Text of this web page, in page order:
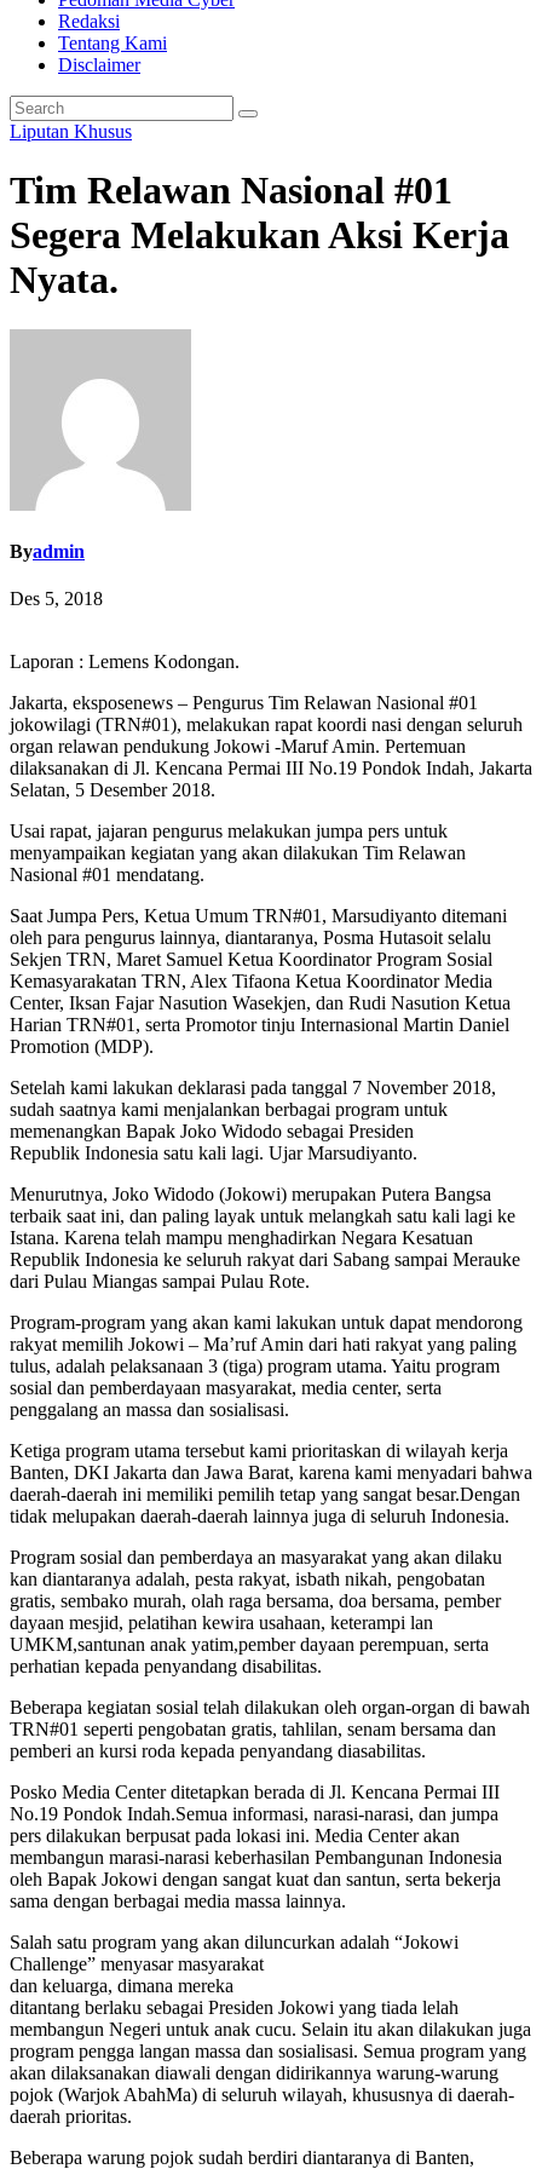
Redaksi
Tentang Kami
Disclaimer
Liputan Khusus
Tim Relawan Nasional #01
Segera Melakukan Aksi Kerja
Nyata.
Byadmin
Des 5, 2018
Laporan : Lemens Kodongan.
Jakarta, eksposenews – Pengurus Tim Relawan Nasional #01
jokowilagi (TRN#01), melakukan rapat koordi nasi dengan seluruh
organ relawan pendukung Jokowi -Maruf Amin. Pertemuan
dilaksanakan di Jl. Kencana Permai III No.19 Pondok Indah, Jakarta
Selatan, 5 Desember 2018.
Usai rapat, jajaran pengurus melakukan jumpa pers untuk
menyampaikan kegiatan yang akan dilakukan Tim Relawan
Nasional #01 mendatang.
Saat Jumpa Pers, Ketua Umum TRN#01, Marsudiyanto ditemani
oleh para pengurus lainnya, diantaranya, Posma Hutasoit selalu
Sekjen TRN, Maret Samuel Ketua Koordinator Program Sosial
Kemasyarakatan TRN, Alex Tifaona Ketua Koordinator Media
Center, Iksan Fajar Nasution Wasekjen, dan Rudi Nasution Ketua
Harian TRN#01, serta Promotor tinju Internasional Martin Daniel
Promotion (MDP).
Setelah kami lakukan deklarasi pada tanggal 7 November 2018,
sudah saatnya kami menjalankan berbagai program untuk
memenangkan Bapak Joko Widodo sebagai Presiden
Republik Indonesia satu kali lagi. Ujar Marsudiyanto.
Menurutnya, Joko Widodo (Jokowi) merupakan Putera Bangsa
terbaik saat ini, dan paling layak untuk melangkah satu kali lagi ke
Istana. Karena telah mampu menghadirkan Negara Kesatuan
Republik Indonesia ke seluruh rakyat dari Sabang sampai Merauke
dari Pulau Miangas sampai Pulau Rote.
Program-program yang akan kami lakukan untuk dapat mendorong
rakyat memilih Jokowi – Ma’ruf Amin dari hati rakyat yang paling
tulus, adalah pelaksanaan 3 (tiga) program utama. Yaitu program
sosial dan pemberdayaan masyarakat, media center, serta
penggalang an massa dan sosialisasi.
Ketiga program utama tersebut kami prioritaskan di wilayah kerja
Banten, DKI Jakarta dan Jawa Barat, karena kami menyadari bahwa
daerah-daerah ini memiliki pemilih tetap yang sangat besar.Dengan
tidak melupakan daerah-daerah lainnya juga di seluruh Indonesia.
Program sosial dan pemberdaya an masyarakat yang akan dilaku
kan diantaranya adalah, pesta rakyat, isbath nikah, pengobatan
gratis, sembako murah, olah raga bersama, doa bersama, pember
dayaan mesjid, pelatihan kewira usahaan, keterampi lan
UMKM,santunan anak yatim,pember dayaan perempuan, serta
perhatian kepada penyandang disabilitas.
Beberapa kegiatan sosial telah dilakukan oleh organ-organ di bawah
TRN#01 seperti pengobatan gratis, tahlilan, senam bersama dan
pemberi an kursi roda kepada penyandang diasabilitas.
Posko Media Center ditetapkan berada di Jl. Kencana Permai III
No.19 Pondok Indah.Semua informasi, narasi-narasi, dan jumpa
pers dilakukan berpusat pada lokasi ini. Media Center akan
membangun marasi-narasi keberhasilan Pembangunan Indonesia
oleh Bapak Jokowi dengan sangat kuat dan santun, serta bekerja
sama dengan berbagai media massa lainnya.
Salah satu program yang akan diluncurkan adalah “Jokowi
Challenge” menyasar masyarakat
dan keluarga, dimana mereka
ditantang berlaku sebagai Presiden Jokowi yang tiada lelah
membangun Negeri untuk anak cucu. Selain itu akan dilakukan juga
program pengga langan massa dan sosialisasi. Semua program yang
akan dilaksanakan diawali dengan didirikannya warung-warung
pojok (Warjok AbahMa) di seluruh wilayah, khususnya di daerah-
daerah prioritas.
Beberapa warung pojok sudah berdiri diantaranya di Banten,